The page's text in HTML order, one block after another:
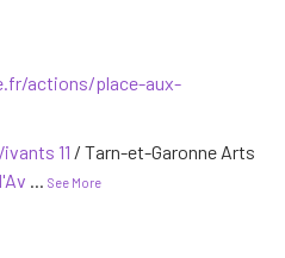
actions/place-aux-
11 / Tarn-et-Garonne Arts
... See More